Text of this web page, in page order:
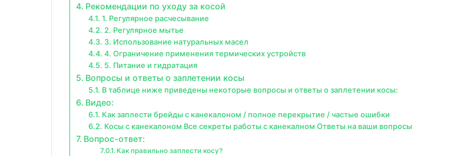
Рекомендации по уходу за косой
1. Регулярное расчесывание
2. Регулярное мытье
3. Использование натуральных масел
4. Ограничение применения термических устройств
5. Питание и гидратация
Вопросы и ответы о заплетении косы
В таблице ниже приведены некоторые вопросы и ответы о заплетении косы:
Видео:
Как заплести брейды с канекалоном / полное перекрытие / частые ошибки
Косы с канекалоном Все секреты работы с канекалном Ответы на ваши вопросы
Вопрос-ответ:
Как правильно заплести косу?